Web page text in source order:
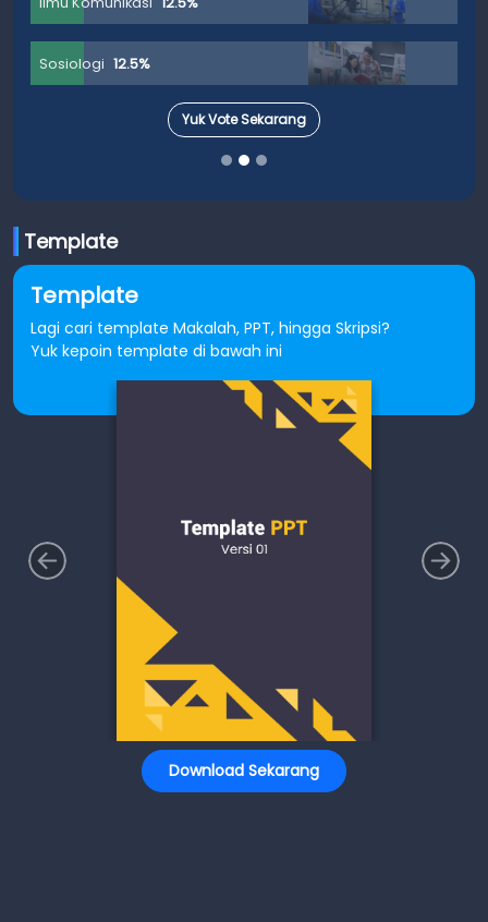
Sosiologi 12.5%
Yuk Vote Sekarang
Template
Template
Lagi cari template Makalah, PPT, hingga Skripsi?
Yuk kepoin template di bawah ini
Download Sekarang